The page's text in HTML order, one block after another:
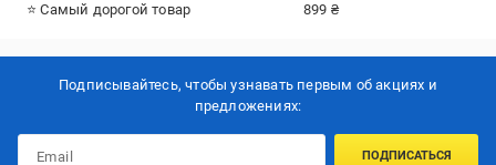
⭐ Самый дорогой товар 899 ₴
Подписывайтесь, чтобы узнавать первым об акцияx и
предложениях:
ПОДПИСАТЬСЯ